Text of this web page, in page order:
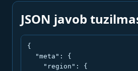
JSON javob
{
  "meta": {
    "region": {